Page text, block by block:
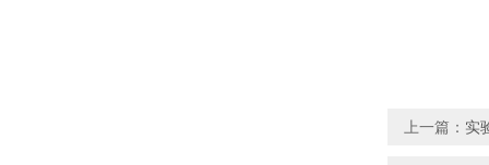
上一篇： 实